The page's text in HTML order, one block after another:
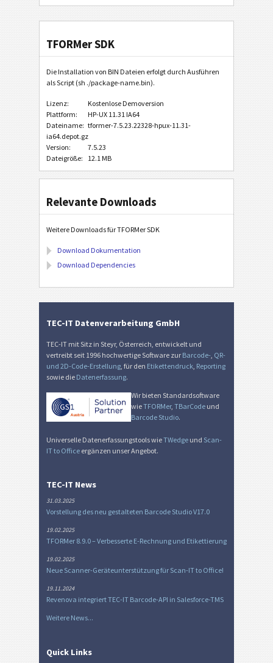
TFORMer SDK
Die Installation von BIN Dateien erfolgt durch Ausführen
als Script (sh ./package-name.bin).
Lizenz:
Kostenlose Demoversion
Plattform:
HP-UX 11.31 IA64
Dateiname: tformer-7.5.23.22328-hpux-11.31-
ia64.depot.gz
Version:
7.5.23
Dateigröße:
12.1 MB
Relevante Downloads
Weitere Downloads für TFORMer SDK
Download Dokumentation
Download Dependencies
TEC-IT Datenverarbeitung GmbH
TEC-IT mit Sitz in Steyr, Österreich, entwickelt und
vertreibt seit 1996 hochwertige Software zur Barcode- QR-
und 2D-Code-Erstellung , für den Etikettendruck Reporting
sowie die Datenerfassung.
Wir bieten Standardsoftware
wieTFORMer,TBarCode und
Barcode Studio.
Universelle Datenerfassungstools wieTWedge und Scan-
IT to Office ergänzen unser Angebot.
TEC-IT News
31.03.2025
Vorstellung des neu gestalteten Barcode Studio V17.0
19.02.2025
TFORMer 8.9.0 – Verbesserte E-Rechnung und Etikettierung
19.02.2025
Neue Scanner-Geräteunterstützung für Scan-IT to Office!
19.11.2024
Revenova integriert TEC-IT Barcode-API in Salesforce-TMS
Weitere News...
Quick Links